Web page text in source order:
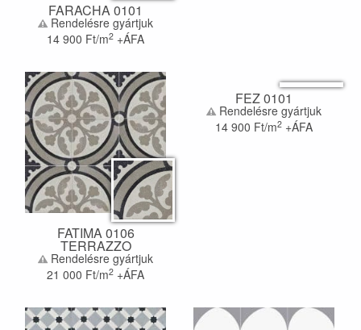
FARACHA 0101
Rendelésre gyártjuk
14 900 Ft/m2 +ÁFA
FATIMA 0106
TERRAZZO
Rendelésre gyártjuk
21 000 Ft/m2 +ÁFA
FEZ 0101
Rendelésre gyártjuk
14 900 Ft/m2 +ÁFA